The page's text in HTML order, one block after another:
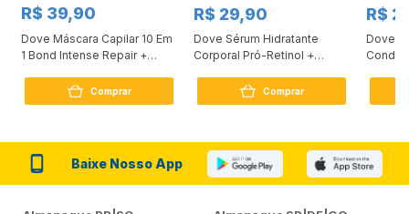
R$ 39,90
Dove Máscara Capilar 10 Em
1 Bond Intense Repair +
Comprar
R$ 29,90
Dove Sérum Hidratante
Corporal Pró-Retinol +
Comprar
R$
Dove
Baixe Nosso App